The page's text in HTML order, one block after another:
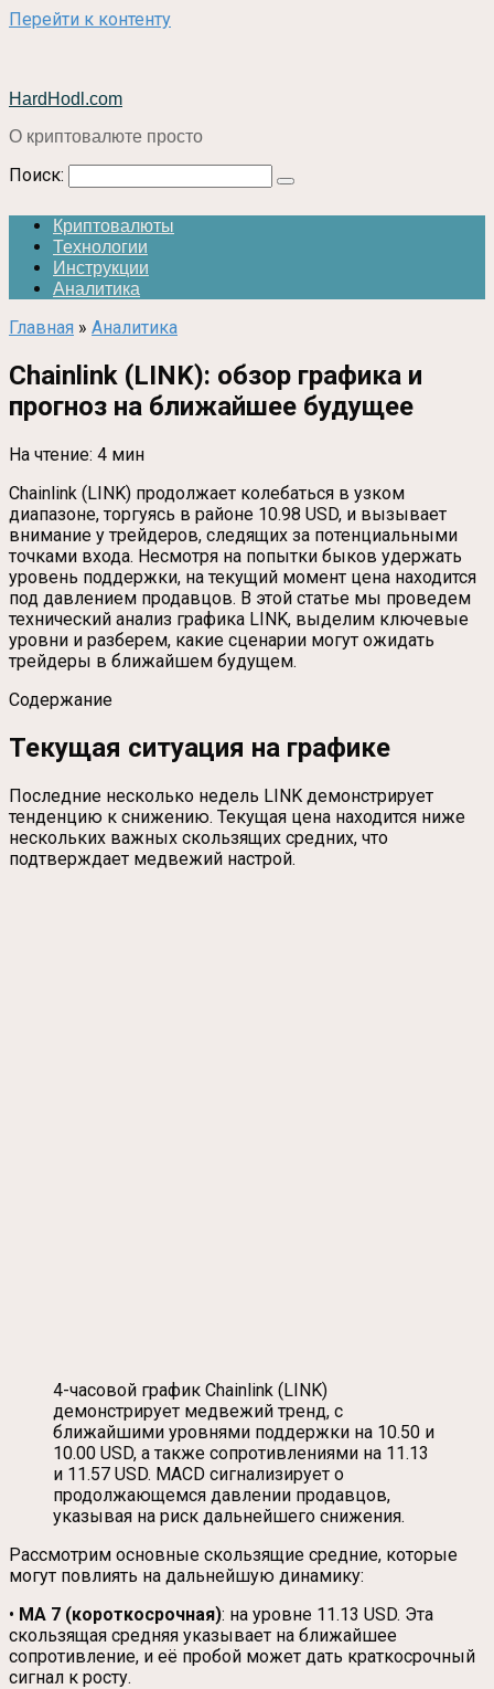
Перейти к контенту
HardHodl.com
О криптовалюте просто
Поиск:
Криптовалюты
Технологии
Инструкции
Аналитика
Главная » Аналитика
Chainlink (LINK): обзор графика и
прогноз на ближайшее будущее
На чтение: 4 мин
Chainlink (LINK) продолжает колебаться в узком
диапазоне, торгуясь в районе 10.98 USD, и вызывает
внимание у трейдеров, следящих за потенциальными
точками входа. Несмотря на попытки быков удержать
уровень поддержки, на текущий момент цена находится
под давлением продавцов. В этой статье мы проведем
технический анализ графика LINK, выделим ключевые
уровни и разберем, какие сценарии могут ожидать
трейдеры в ближайшем будущем.
Содержание
Текущая ситуация на графике
Последние несколько недель LINK демонстрирует
тенденцию к снижению. Текущая цена находится ниже
нескольких важных скользящих средних, что
подтверждает медвежий настрой.
4-часовой график Chainlink (LINK)
демонстрирует медвежий тренд, с
ближайшими уровнями поддержки на 10.50 и
10.00 USD, а также сопротивлениями на 11.13
и 11.57 USD. MACD сигнализирует о
продолжающемся давлении продавцов,
указывая на риск дальнейшего снижения.
Рассмотрим основные скользящие средние, которые
могут повлиять на дальнейшую динамику:
• MA 7 (короткосрочная): на уровне 11.13 USD. Эта
скользящая средняя указывает на ближайшее
сопротивление, и её пробой может дать краткосрочный
сигнал к росту.